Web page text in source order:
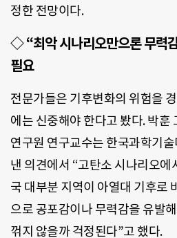
정한 전망이다.
◇ “최악 시나리오만으론 무력
필요
전문가들은 기후변화의 위험을
에는 신중해야 한다고 봤다. 박훈
연구원 연구교수는 한국과학기
낸 의견에서 “고탄소 시나리오에
국 대부분 지역이 아열대 기후로
으로 공포감이나 무력감을 유발
꺾지 않을까 걱정된다”고 했다.